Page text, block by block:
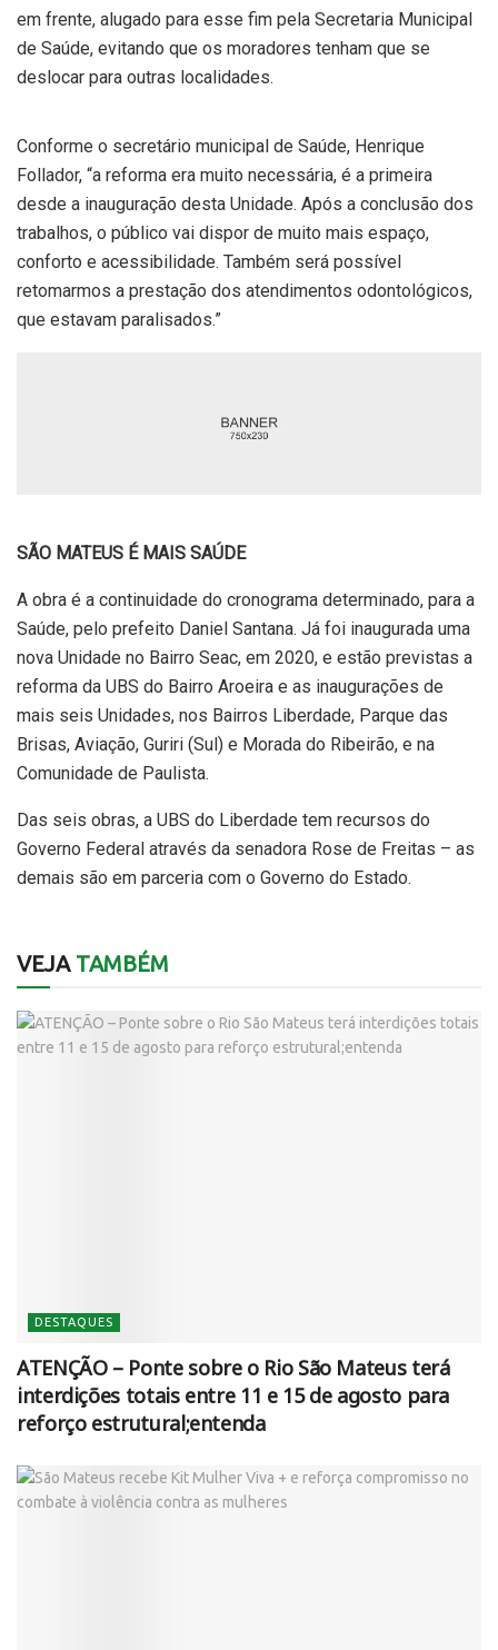
em frente, alugado para esse fim pela Secretaria Municipal
de Saúde, evitando que os moradores tenham que se
deslocar para outras localidades.
Conforme o secretário municipal de Saúde, Henrique
Follador, “a reforma era muito necessária, é a primeira
desde a inauguração desta Unidade. Após a conclusão dos
trabalhos, o público vai dispor de muito mais espaço,
conforto e acessibilidade. Também será possível
retomarmos a prestação dos atendimentos odontológicos,
que estavam paralisados.”
SÃO MATEUS É MAIS SAÚDE
A obra é a continuidade do cronograma determinado, para a
Saúde, pelo prefeito Daniel Santana. Já foi inaugurada uma
nova Unidade no Bairro Seac, em 2020, e estão previstas a
reforma da UBS do Bairro Aroeira e as inaugurações de
mais seis Unidades, nos Bairros Liberdade, Parque das
Brisas, Aviação, Guriri (Sul) e Morada do Ribeirão, e na
Comunidade de Paulista.
Das seis obras, a UBS do Liberdade tem recursos do
Governo Federal através da senadora Rose de Freitas – as
demais são em parceria com o Governo do Estado.
VEJATAMBÉM
DESTAQUES
ATENÇÃO – Ponte sobre o Rio São Mateus terá
interdições totais entre 11 e 15 de agosto para
reforço estrutural;entenda